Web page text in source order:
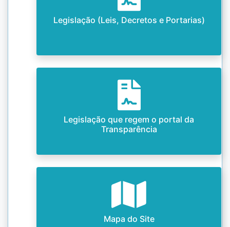
Legislação (Leis, Decretos e Portarias)
Legislação que regem o portal da
Transparência
Mapa do Site